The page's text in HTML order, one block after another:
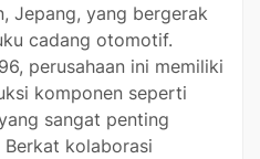
Jepang, yang bergerak
cadang otomotif.
perusahaan ini memiliki
komponen seperti
sangat penting
kolaborasi